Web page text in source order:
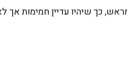
כך שיהיו עדיין חמימות אך